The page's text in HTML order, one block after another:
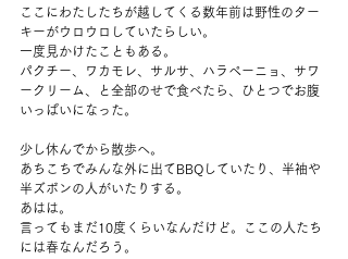
ここにわたしたちが越してくる数年前は野性のター
キーがウロウロしていたらしい。
一度見かけたこともある。
パクチー、ワカモレ、サルサ、ハラペーニョ、サワ
ークリーム、と全部のせで食べたら、ひとつでお腹
いっぱいになった。
少し休んでから散歩へ。
あちこちでみんな外に出てBBQしていたり、半袖や
半ズボンの人がいたりする。
あはは。
言ってもまだ10度くらいなんだけど。ここの人たち
には春なんだろう。